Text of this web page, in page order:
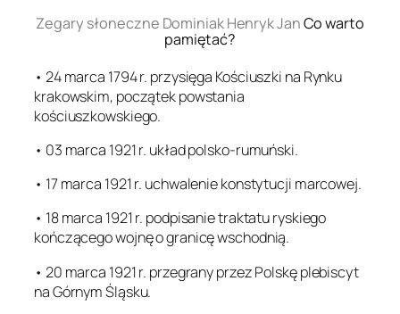
Zegary słoneczne Dominiak Henryk JanCo warto
pamiętać?
• 24 marca 1794 r. przysięga Kościuszki na Rynku
krakowskim, początek powstania
kościuszkowskiego.
• 03 marca 1921 r. układ polsko-rumuński.
• 17 marca 1921 r. uchwalenie konstytucji marcowej.
• 18 marca 1921 r. podpisanie traktatu ryskiego
kończącego wojnę o granicę wschodnią.
• 20 marca 1921 r. przegrany przez Polskę plebiscyt
na Górnym Śląsku.